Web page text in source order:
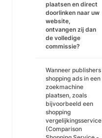
plaatsen en direct
doorlinken naar uw
website,
ontvangen zij dan
de volledige
commissie?
Wanneer publishers
shopping ads in een
zoekmachine
plaatsen, zoals
bijvoorbeeld een
shopping
vergelijkingsservice
(Comparison